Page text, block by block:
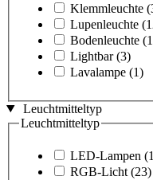
Klemmleuchte
Lupenleuchte
Bodenleuchte
Lightbar (3)
Lavalampe (1)
Leuchtmitteltyp
Leuchtmitteltyp
LED-Lampen
RGB-Licht (23)